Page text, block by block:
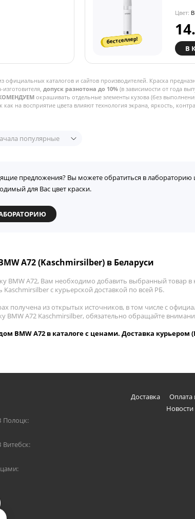
бестселлер!
Цвет:
В
каталогов и сайтов производителей. Краска
допуск разнотона до 10% (в зависимости от года
окрашивать отдельные элементы кузова (без
на восприятие цвета влияют технология экрана, яркость,
популярные
предложения? Вы можете обратиться в
для Вас цвет краски.
A72 (Kaschmirsilber) в Беларуси
BMW A72, Вам необходимо добавить выбранный товар в
с курьерской доставкой по всей РБ.
получена из открытых источников, в том числе с
BMW A72 Kaschmirsilber, обязательно обращайте
BMW A72 в каталоге с ценами. Доставка курьером
Полоцк:
Доставка Оплата
Новости